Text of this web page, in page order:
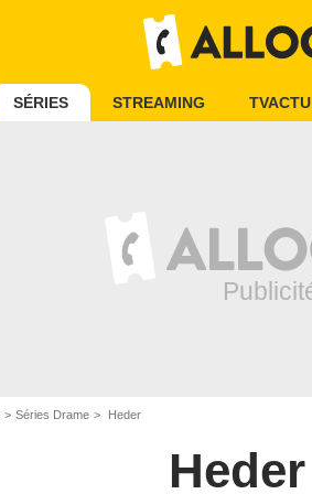
SÉRIES STREAMING TVACTU
Séries Drame Heder
Heder